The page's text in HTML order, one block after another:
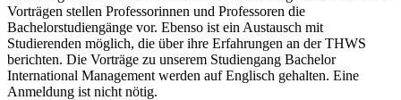
Vorträgen stellen Professorinnen und Professoren die
Bachelorstudiengänge vor. Ebenso ist ein Austausch mit
Studierenden möglich, die über ihre Erfahrungen an der THWS
berichten. Die Vorträge zu unserem Studiengang Bachelor
International Management werden auf Englisch gehalten. Eine
Anmeldung ist nicht nötig.